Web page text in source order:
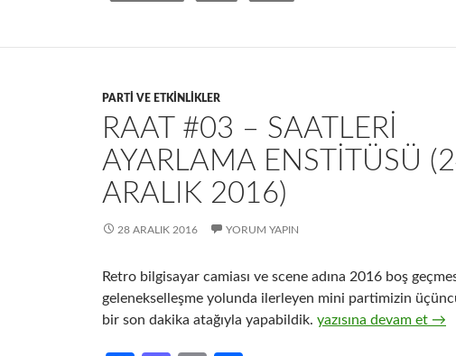
o
o
PARTI VE ETKINLIKLER
RAAT #03 – SAATLERI
AYARLAMA ENSTITÜSÜ
ARALIK 2016)
28 ARALIK 2016 YORUM YAPIN
Retro bilgisayar camiası ve scene adına 2016 boş
gelenekselleşme yolunda ilerleyen mini partimizin
bir son dakika atağıyla yapabildik. RAAT #03 – Saatleri
yazısına devam et →